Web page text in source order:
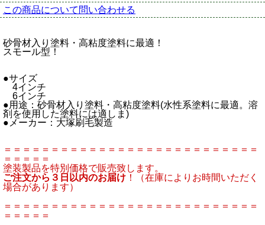
この商品について問い合わせる
砂骨材入り塗料・高粘度塗料に最適！
スモール型！
●サイズ
4インチ
6インチ
●用途：砂骨材入り塗料・高粘度塗料(水性系塗料に最適。溶
剤を使用した塗料には適しま)
●メーカー：大塚刷毛製造
＝＝＝＝＝＝＝＝＝＝＝＝＝＝＝＝＝＝＝＝＝＝＝＝＝＝＝
＝＝＝＝＝
塗装製品を特別価格で販売致します。
ご注文から３日以内のお届け ！（在庫によりお時間いただく
場合があります）
＝＝＝＝＝＝＝＝＝＝＝＝＝＝＝＝＝＝＝＝＝＝＝＝＝＝＝
＝＝＝＝＝